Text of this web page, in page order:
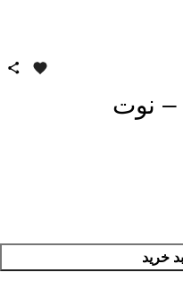
خرید